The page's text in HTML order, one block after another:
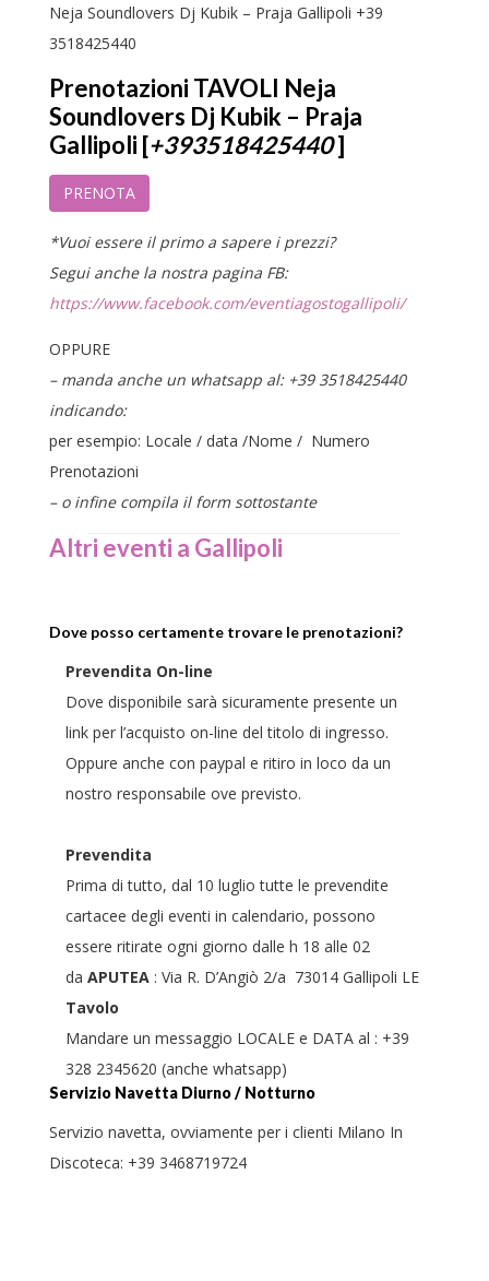
Neja Soundlovers Dj Kubik – Praja Gallipoli +39
3518425440
Prenotazioni TAVOLI Neja
Soundlovers Dj Kubik – Praja
Gallipoli [+393518425440]
PRENOTA
*Vuoi essere il primo a sapere i prezzi?
Segui anche la nostra pagina FB:
https://www.facebook.com/eventiagostogallipoli/
OPPURE
– manda anche un whatsapp al: +39 3518425440
indicando:
per esempio: Locale / data /Nome / Numero
Prenotazioni
– o infine compila il form sottostante
Altri eventi a Gallipoli
Dove posso certamente trovare le prenotazioni?
Prevendita On-line
Dove disponibile sarà sicuramente presente un
link per l’acquisto on-line del titolo di ingresso.
Oppure anche con paypal e ritiro in loco da un
nostro responsabile ove previsto.
Prevendita
Prima di tutto, dal 10 luglio tutte le prevendite
cartacee degli eventi in calendario, possono
essere ritirate ogni giorno dalle h 18 alle 02
da APUTEA : Via R. D’Angiò 2/a 73014 Gallipoli LE
Tavolo
Mandare un messaggio LOCALE e DATA al : +39
328 2345620 (anche whatsapp)
Servizio Navetta Diurno / Notturno
Servizio navetta, ovviamente per i clienti Milano In
Discoteca: +39 3468719724